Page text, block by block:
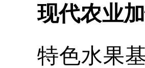
现代农业
特色水果